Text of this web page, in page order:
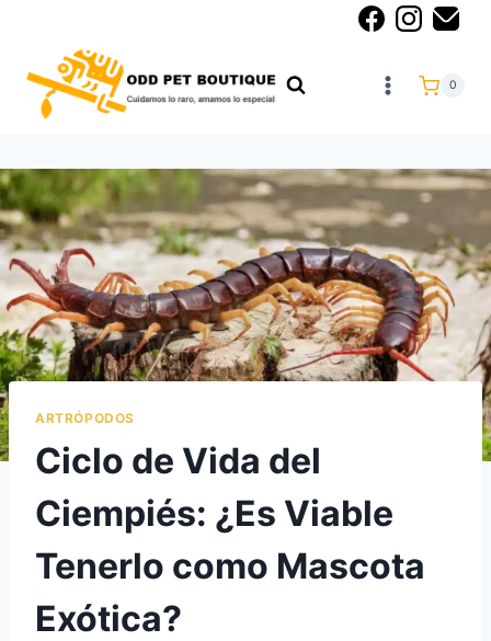
0
ARTRÓPODOS
Ciclo de Vida del
Ciempiés: ¿Es Viable
Tenerlo como Mascota
Exótica?